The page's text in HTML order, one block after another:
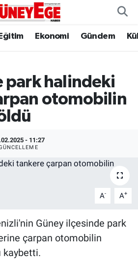
Eğitim Ekonomi Gündem
park halindeki
otomobilin
- 11:27
A- A+
Güney ilçesinde park
çarpan otomobilin
kaybetti.
Haritası
Durumu ve Fikstür